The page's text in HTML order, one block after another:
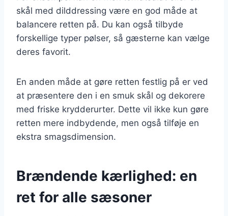
skål med dilddressing være en god måde at
balancere retten på. Du kan også tilbyde
forskellige typer pølser, så gæsterne kan vælge
deres favorit.
En anden måde at gøre retten festlig på er ved
at præsentere den i en smuk skål og dekorere
med friske krydderurter. Dette vil ikke kun gøre
retten mere indbydende, men også tilføje en
ekstra smagsdimension.
Brændende kærlighed: en
ret for alle sæsoner